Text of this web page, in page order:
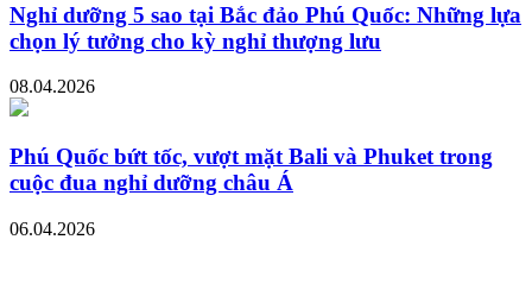
Nghỉ dưỡng 5 sao tại Bắc đảo Phú Quốc: Những lựa
chọn lý tưởng cho kỳ nghỉ thượng lưu
08.04.2026
Phú Quốc bứt tốc, vượt mặt Bali và Phuket trong
cuộc đua nghỉ dưỡng châu Á
06.04.2026